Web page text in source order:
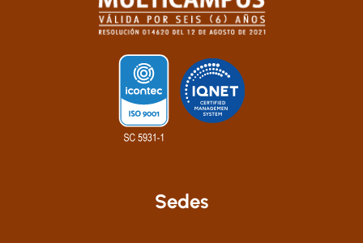
Sedes